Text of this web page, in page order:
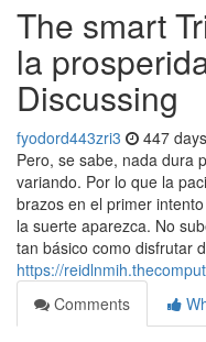
The smart
la
Discussing
fyodord443zri3 447
Pero, se sabe, nada dura
variando. Por lo que la
brazos en el primer
la suerte aparezca. No
tan básico como disfrutar
https://
Comments